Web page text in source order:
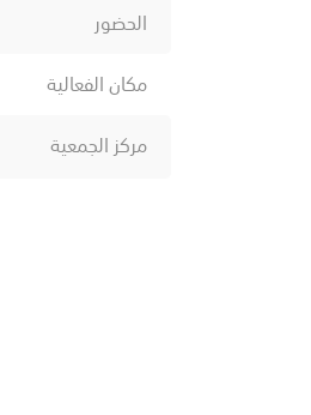
الحضور
مكان الفعالية
مركز الجمعية